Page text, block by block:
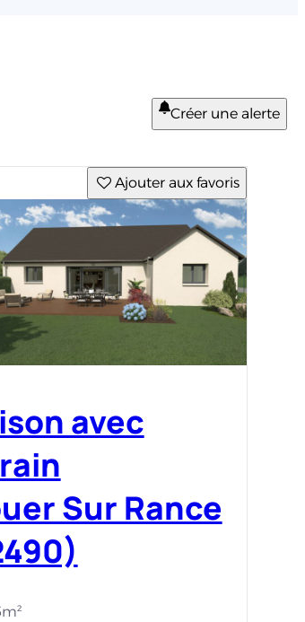
Créer une alerte
Ajouter aux favoris
avec
Sur Rance